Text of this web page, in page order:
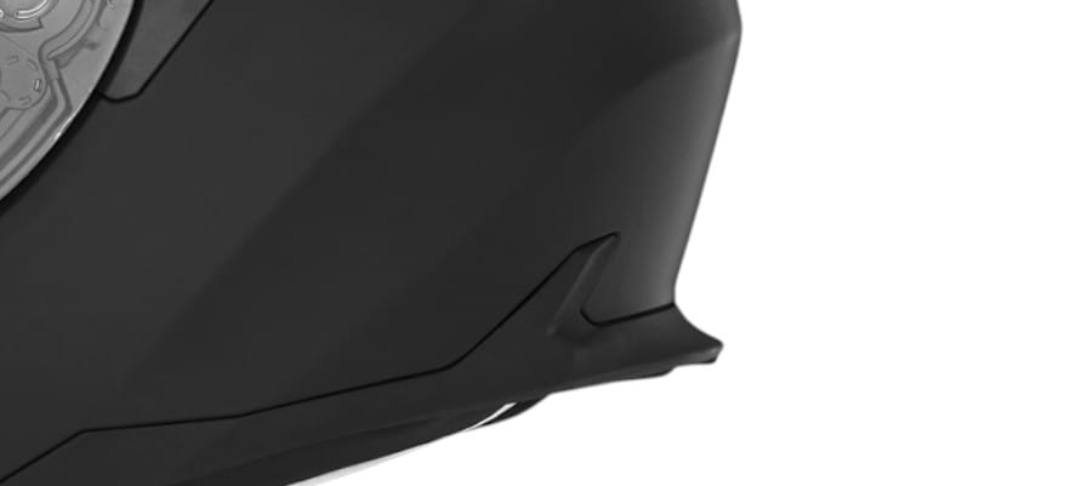
MOJE KONTO